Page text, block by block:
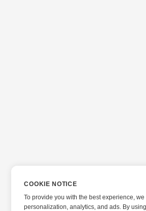
COOKIE NOTICE
To provide you with the best experience,
personalization, analytics, and ads. By